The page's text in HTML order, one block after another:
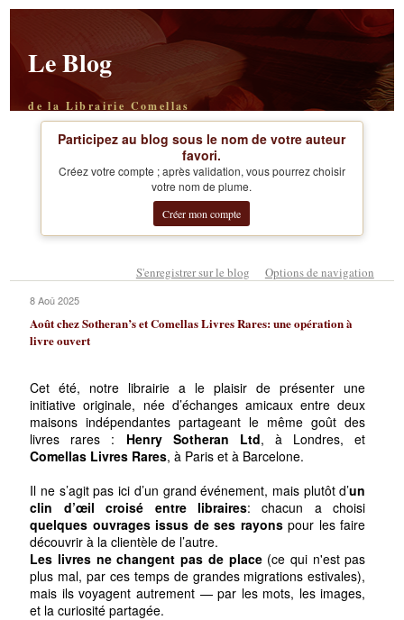
Le Blog
de la Librairie Comellas
Participez au blog sous le nom de votre auteur
favori.
Créez votre compte ; après validation, vous pourrez choisir
votre nom de plume.
Créer mon compte
S'enregistrer sur le blog Options de navigation
8 Aoû 2025
Août chez Sotheran’s et Comellas Livres Rares: une opération à
livre ouvert
Cet été, notre librairie a le plaisir de présenter une
initiative originale, née d’échanges amicaux entre deux
maisons indépendantes partageant le même goût des
livres rares : Henry Sotheran Ltd, à Londres, et
Comellas Livres Rares, à Paris et à Barcelone.
Il ne s’agit pas ici d’un grand événement, mais plutôt d’un
clin d’œil croisé entre libraires: chacun a choisi
quelques ouvrages issus de ses rayonspour les faire
découvrir à la clientèle de l’autre.
Les livres ne changent pas de place(ce qui n'est pas
plus mal, par ces temps de grandes migrations estivales),
mais ils voyagent autrement — par les mots, les images,
et la curiosité partagée.